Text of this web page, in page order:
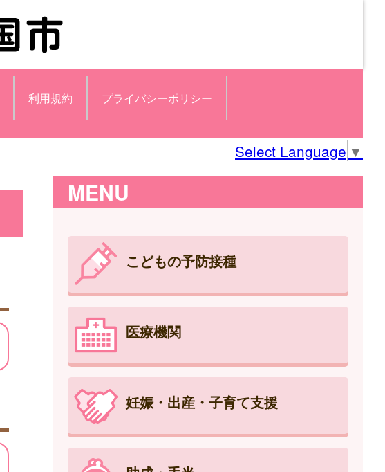
利用規約 プライバシーポリシー
Select Language ▼
MENU
こどもの予防接種
医療機関
妊娠・出産・子育て支援